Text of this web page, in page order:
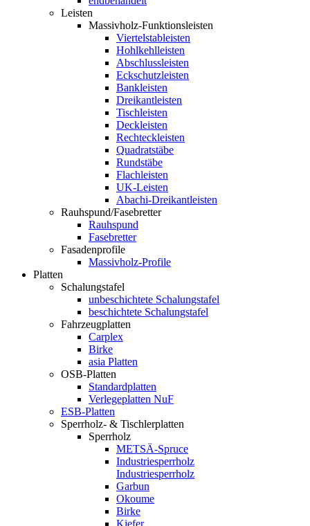
Leisten
Massivholz-Funktionsleisten
Viertelstableisten
Hohlkehlleisten
Abschlussleisten
Eckschutzleisten
Bankleisten
Dreikantleisten
Tischleisten
Deckleisten
Rechteckleisten
Quadratstäbe
Rundstäbe
Flachleisten
UK-Leisten
Abachi-Dreikantleisten
Rauhspund/Fasebretter
Rauhspund
Fasebretter
Fasadenprofile
Massivholz-Profile
Platten
Schalungstafel
unbeschichtete Schalungstafel
beschichtete Schalungstafel
Fahrzeugplatten
Carplex
Birke
asia Platten
OSB-Platten
Standardplatten
Verlegeplatten NuF
ESB-Platten
Sperrholz- & Tischlerplatten
Sperrholz
METSÄ-Spruce
Industriesperrholz
Industriesperrholz
Garbun
Okoume
Birke
Kiefer